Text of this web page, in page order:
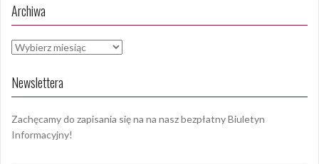
Archiwa
Archiwa
Newslettera
Zachęcamy do zapisania się na na nasz bezpłatny Biuletyn
Informacyjny!